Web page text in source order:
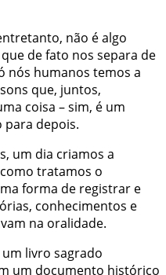
não é algo
de fato nos separa de
nós humanos temos a
que, juntos,
coisa – sim, é um
depois.
um dia criamos a
tratamos o
forma de registrar e
conhecimentos e
na oralidade.
livro sagrado
um documento histórico